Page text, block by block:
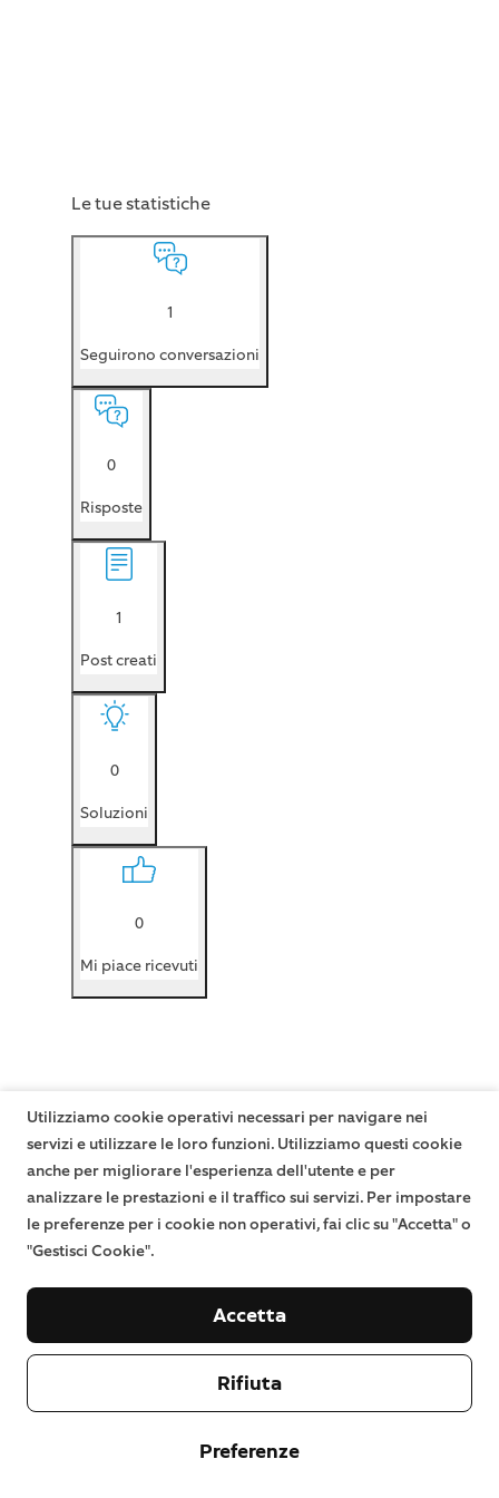
Le tue statistiche
1
Seguirono conversazioni
0
Risposte
1
Post creati
0
Soluzioni
0
Mi piace ricevuti
Utilizziamo cookie operativi necessari per navigare nei
servizi e utilizzare le loro funzioni. Utilizziamo questi cookie
anche per migliorare l'esperienza dell'utente e per
analizzare le prestazioni e il traffico sui servizi. Per impostare
le preferenze per i cookie non operativi, fai clic su "Accetta" o
"Gestisci Cookie".
Preferenze
Rifiuta
Accetta